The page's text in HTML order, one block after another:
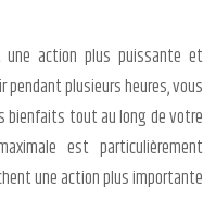
une action plus puissante et
pendant plusieurs heures, vous
bienfaits tout au long de votre
est particulièrement
une action plus importante